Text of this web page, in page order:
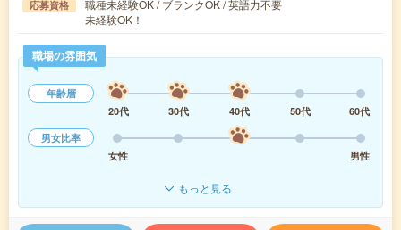
応募資格
職種未経験OK / ブランクOK / 英語力不要
未経験OK！
職場の雰囲気
年齢層
20代
30代 40代 50代
60代
男女比率
女性
男性
もっと見る